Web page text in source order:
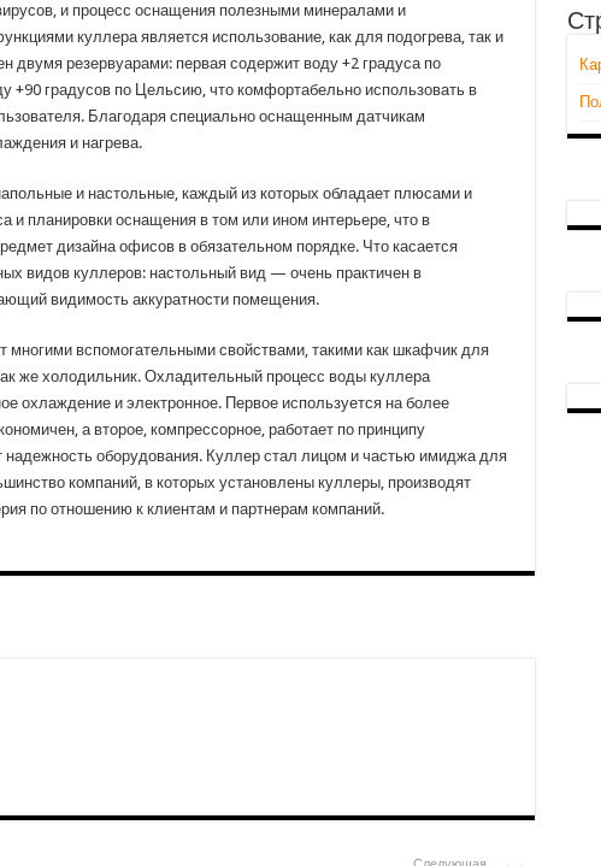
и процесс оснащения полезными минералами и
куллера является использование, как для подогрева, так и
двумя резервуарами: первая содержит воду +2 градуса по
+90 градусов по Цельсию, что комфортабельно использовать в
Благодаря специально оснащенным датчикам
и нагрева.
и настольные, каждый из которых обладает плюсами и
и планировки оснащения в том или ином интерьере, что в
дизайна офисов в обязательном порядке. Что касается
видов куллеров: настольный вид — очень практичен в
видимость аккуратности помещения.
вспомогательными свойствами, такими как шкафчик для
же холодильник. Охладительный процесс воды куллера
охлаждение и электронное. Первое используется на более
а второе, компрессорное, работает по принципу
надежность оборудования. Куллер стал лицом и частью имиджа для
компаний, в которых установлены куллеры, производят
по отношению к клиентам и партнерам компаний.